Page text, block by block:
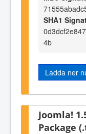
SHA1
4b
Ladda ner
Joomla!
Package